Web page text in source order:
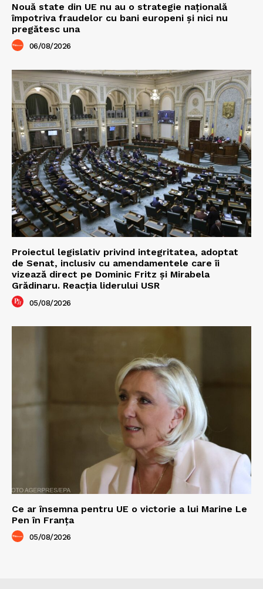
Nouă state din UE nu au o strategie națională
împotriva fraudelor cu bani europeni și nici nu
pregătesc una
06/08/2026
Proiectul legislativ privind integritatea, adoptat
de Senat, inclusiv cu amendamentele care îi
vizează direct pe Dominic Fritz și Mirabela
Grădinaru. Reacția liderului USR
05/08/2026
Ce ar însemna pentru UE o victorie a lui Marine Le
Pen în Franța
05/08/2026